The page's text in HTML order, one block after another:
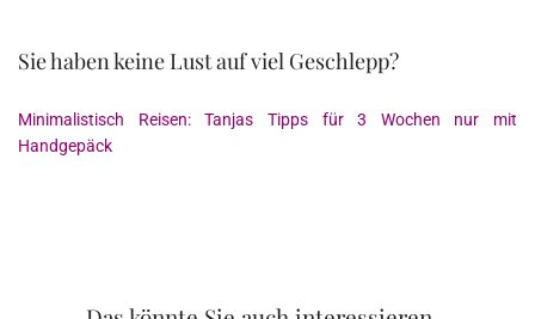
Sie haben keine Lust auf viel Geschlepp?
Minimalistisch Reisen: Tanjas Tipps für 3 Wochen nur mit
Handgepäck